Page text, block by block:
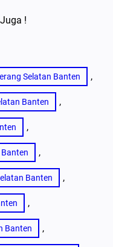
!
Selatan Banten ,
Banten ,
,
,
Banten ,
,
Banten ,